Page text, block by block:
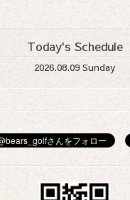
Today's Schedule
2026.08.09 Sunday